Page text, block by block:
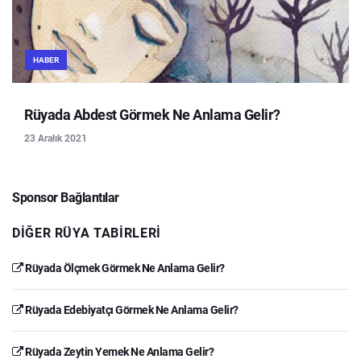
HABER
Rüyada Abdest Görmek Ne Anlama Gelir?
23 Aralık 2021
Sponsor Bağlantılar
DIĞER RÜYA TABIRLERI
Rüyada Ölçmek Görmek Ne Anlama Gelir?
Rüyada Edebiyatçı Görmek Ne Anlama Gelir?
Rüyada Zeytin Yemek Ne Anlama Gelir?